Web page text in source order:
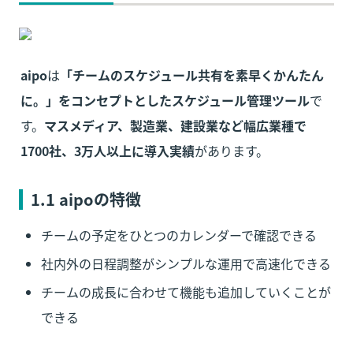
aipoは 「チームのスケジュール共有を素早くかんたん
に。」をコンセプトとしたスケジュール管理ツールで
す。 マスメディア、製造業、建設業など幅広業種で
1700社、3万人以上に導入実績があります。
1.1 aipoの特徴
チームの予定をひとつのカレンダーで確認できる
社内外の日程調整がシンプルな運用で高速化できる
チームの成長に合わせて機能も追加していくことが
できる